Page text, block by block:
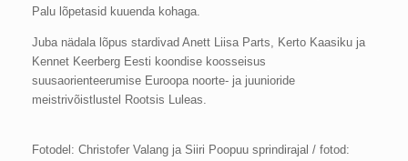
Palu lõpetasid kuuenda kohaga.
Juba nädala lõpus stardivad Anett Liisa Parts, Kerto Kaasiku ja
Kennet Keerberg Eesti koondise koosseisus
suusaorienteerumise Euroopa noorte- ja juunioride
meistrivõistlustel Rootsis Luleas.
Fotodel: Christofer Valang ja Siiri Poopuu sprindirajal / fotod: